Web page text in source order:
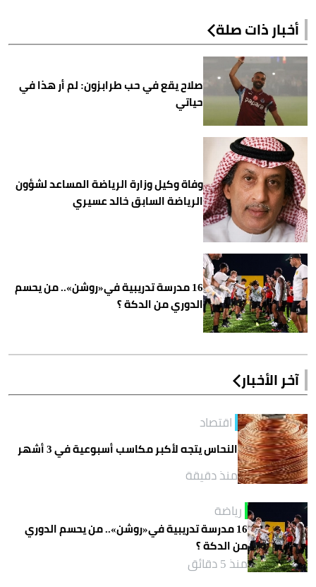
أخبار ذات صلة
صلاح يقع في حب طرابزون: لم أر هذا في
حياتي
وفاة وكيل وزارة الرياضة المساعد لشؤون
الرياضة السابق خالد عسيري
16 مدرسة تدريبية في«روشن».. من يحسم
الدوري من الدكة ؟
آخر الأخبار
اقتصاد
النحاس يتجه لأكبر مكاسب أسبوعية في 3 أشهر
منذ دقيقة
رياضة
16 مدرسة تدريبية في«روشن».. من يحسم الدوري
من الدكة ؟
منذ 5 دقائق